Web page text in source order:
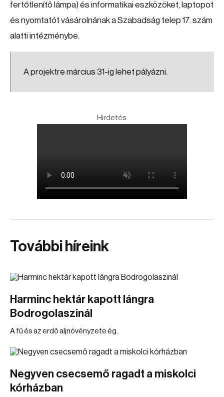
fertőtlenítő lámpa) és informatikai eszközöket, laptopot
és nyomtatót vásárolnának a Szabadság telep 17. szám
alatti intézménybe.
A projektre március 31-ig lehet pályázni.
Hirdetés
További híreink
Harminc hektár kapott lángra
Bodrogolaszinál
A fű és az erdő aljnövényzete ég.
Negyven csecsemő ragadt a miskolci
kórházban